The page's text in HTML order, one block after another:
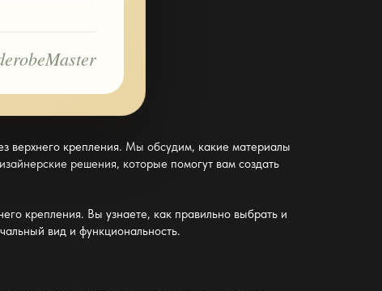
верхнего крепления. Мы обсудим, какие материалы
решения, которые помогут вам создать
крепления. Вы узнаете, как правильно выбрать и
вид и функциональность.